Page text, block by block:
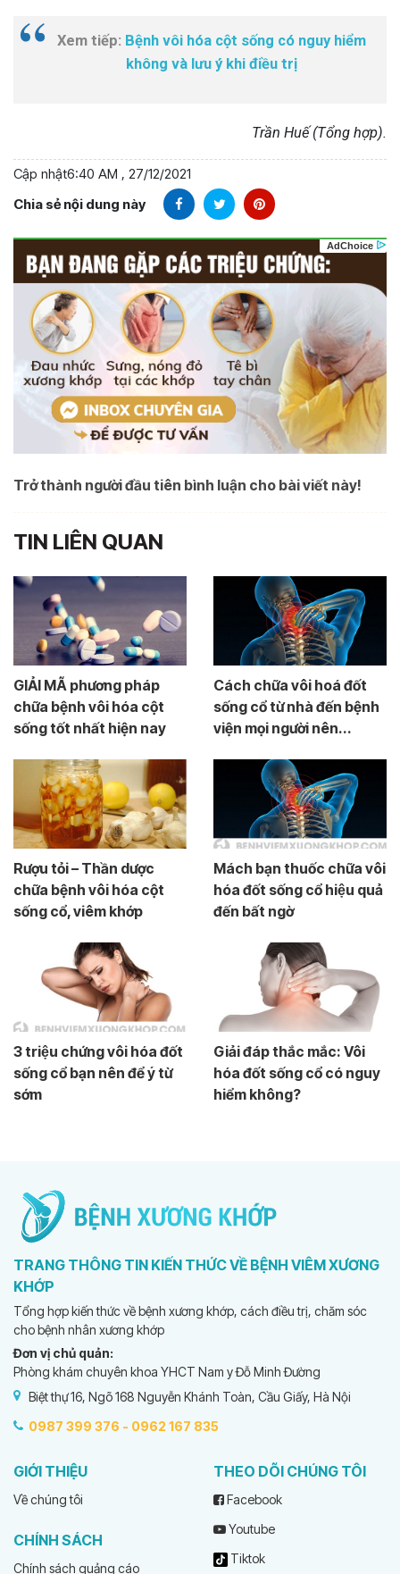
Xem tiếp: Bệnh vôi hóa cột sống có nguy hiểm
không và lưu ý khi điều trị
Trần Huế (Tổng hợp).
Cập nhật6:40 AM , 27/12/2021
Chia sẻ nội dung này
Trở thành người đầu tiên bình luận cho bài viết này!
TIN LIÊN QUAN
GIẢI MÃ phương pháp
chữa bệnh vôi hóa cột
sống tốt nhất hiện nay
Cách chữa vôi hoá đốt
sống cổ từ nhà đến bệnh
viện mọi người nên...
Rượu tỏi – Thần dược
chữa bệnh vôi hóa cột
sống cổ, viêm khớp
Mách bạn thuốc chữa vôi
hóa đốt sống cổ hiệu quả
đến bất ngờ
3 triệu chứng vôi hóa đốt
sống cổ bạn nên để ý từ
sớm
Giải đáp thắc mắc: Vôi
hóa đốt sống cổ có nguy
hiểm không?
TRANG THÔNG TIN KIẾN THỨC VỀ BỆNH VIÊM XƯƠNG
KHỚP
Tổng hợp kiến thức về bệnh xương khớp, cách điều trị, chăm sóc
cho bệnh nhân xương khớp
Đơn vị chủ quản:
Phòng khám chuyên khoa YHCT Nam y Đỗ Minh Đường
Biệt thự 16, Ngõ 168 Nguyễn Khánh Toàn, Cầu Giấy, Hà Nội
0987 399 376 - 0962 167 835
GIỚI THIỆU
Về chúng tôi
CHÍNH SÁCH
Chính sách quảng cáo
THEO DÕI CHÚNG TÔI
Facebook
Youtube
Tiktok